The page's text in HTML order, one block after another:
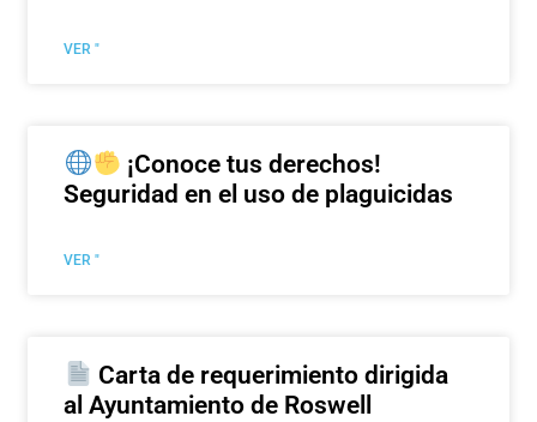
VER "
¡Conoce tus derechos!
Seguridad en el uso de plaguicidas
VER "
Carta de requerimiento dirigida
al Ayuntamiento de Roswell